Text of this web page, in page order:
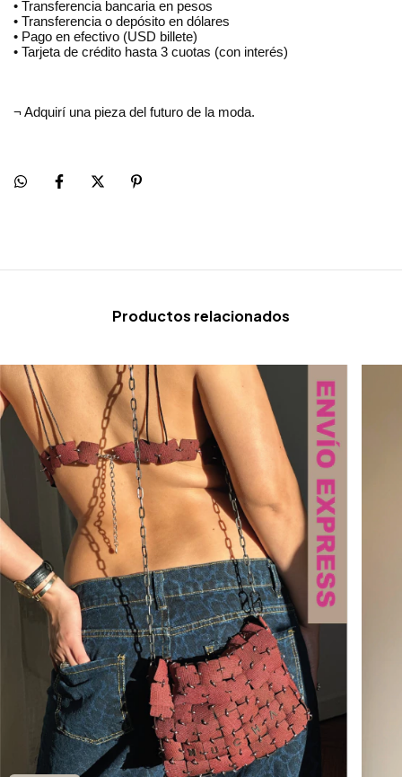
• Transferencia bancaria en pesos
• Transferencia o depósito en dólares
• Pago en efectivo (USD billete)
• Tarjeta de crédito hasta 3 cuotas (con interés)
¬ Adquirí una pieza del futuro de la moda.
Productos relacionados